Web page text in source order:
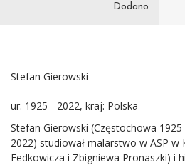
Dodano
Stefan Gierowski
ur. 1925 - 2022, kraj: Polska
Stefan Gierowski (Częstochowa
2022) studiował malarstwo w ASP w
Fedkowicza i Zbigniewa Pronaszki) i